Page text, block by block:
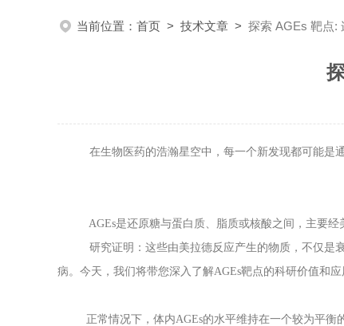
当前位置： 首页 > 技术文章 > 探索 AGEs 靶点:
在生物医药的浩瀚星空中，每一个新发现都可能是通
AGEs是还原糖与蛋白质、脂质或核酸之间，主要经美
研究证明：这些由美拉德反应产生的物质，不仅是衰
病。今天，我们将带您深入了解AGEs靶点的科研价值和应
正常情况下，体内AGEs的水平维持在一个较为平衡的